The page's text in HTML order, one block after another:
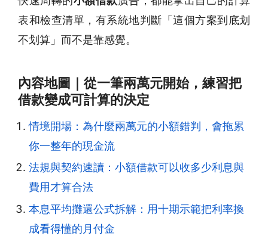
表和檢查清單，有系統地判斷「這個方案到底划
不划算」而不是靠感覺。
內容地圖｜從一筆兩萬元開始，練習把
借款變成可計算的決定
情境開場：為什麼兩萬元的小額錯判，會拖累
你一整年的現金流
法規與契約速讀：小額借款可以收多少利息與
費用才算合法
本息平均攤還公式拆解：用十期示範把利率換
成看得懂的月付金